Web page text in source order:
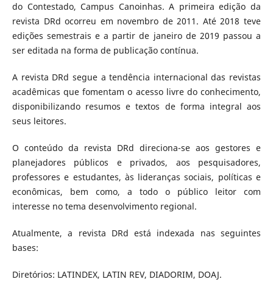
do Contestado, Campus Canoinhas. A primeira edição da
revista DRd ocorreu em novembro de 2011. Até 2018 teve
edições semestrais e a partir de janeiro de 2019 passou a
ser editada na forma de publicação contínua.
A revista DRd segue a tendência internacional das revistas
acadêmicas que fomentam o acesso livre do conhecimento,
disponibilizando resumos e textos de forma integral aos
seus leitores.
O conteúdo da revista DRd direciona-se aos gestores e
planejadores públicos e privados, aos pesquisadores,
professores e estudantes, às lideranças sociais, políticas e
econômicas, bem como, a todo o público leitor com
interesse no tema desenvolvimento regional.
Atualmente, a revista DRd está indexada nas seguintes
bases:
Diretórios: LATINDEX, LATIN REV, DIADORIM, DOAJ.